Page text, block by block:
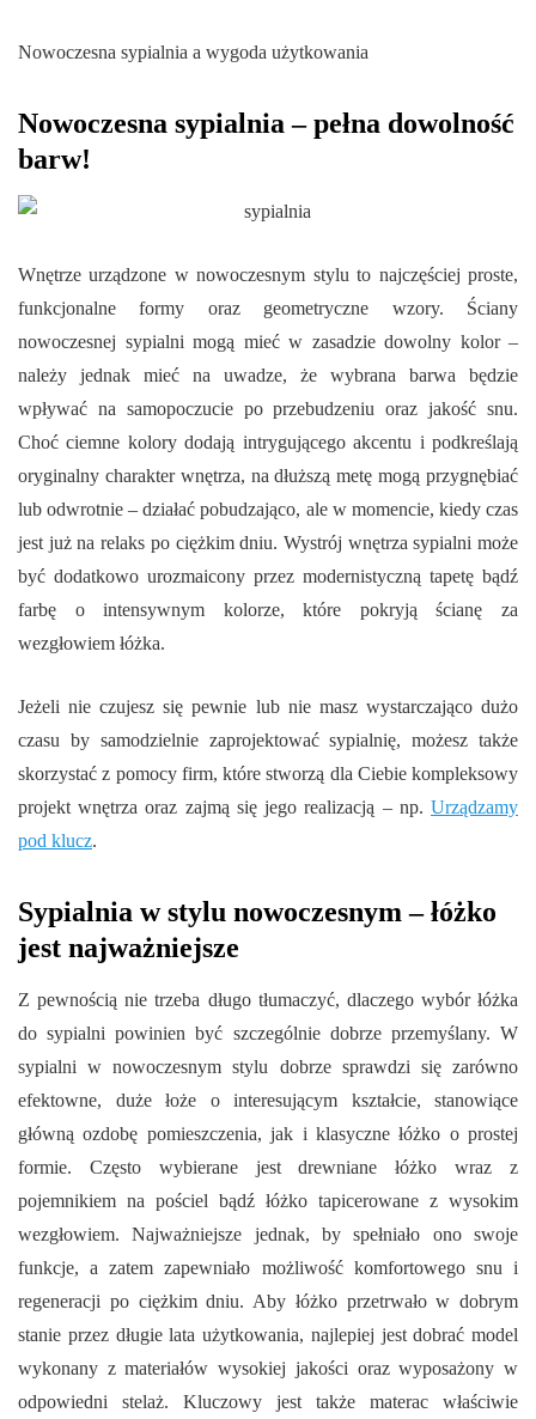
Nowoczesna sypialnia a wygoda użytkowania
Nowoczesna sypialnia – pełna dowolność
barw!
Wnętrze urządzone w nowoczesnym stylu to najczęściej proste,
funkcjonalne formy oraz geometryczne wzory. Ściany
nowoczesnej sypialni mogą mieć w zasadzie dowolny kolor –
należy jednak mieć na uwadze, że wybrana barwa będzie
wpływać na samopoczucie po przebudzeniu oraz jakość snu.
Choć ciemne kolory dodają intrygującego akcentu i podkreślają
oryginalny charakter wnętrza, na dłuższą metę mogą przygnębiać
lub odwrotnie – działać pobudzająco, ale w momencie, kiedy czas
jest już na relaks po ciężkim dniu. Wystrój wnętrza sypialni może
być dodatkowo urozmaicony przez modernistyczną tapetę bądź
farbę o intensywnym kolorze, które pokryją ścianę za
wezgłowiem łóżka.
Jeżeli nie czujesz się pewnie lub nie masz wystarczająco dużo
czasu by samodzielnie zaprojektować sypialnię, możesz także
skorzystać z pomocy firm, które stworzą dla Ciebie kompleksowy
projekt wnętrza oraz zajmą się jego realizacją – np. Urządzamy
pod klucz.
Sypialnia w stylu nowoczesnym – łóżko
jest najważniejsze
Z pewnością nie trzeba długo tłumaczyć, dlaczego wybór łóżka
do sypialni powinien być szczególnie dobrze przemyślany. W
sypialni w nowoczesnym stylu dobrze sprawdzi się zarówno
efektowne, duże łoże o interesującym kształcie, stanowiące
główną ozdobę pomieszczenia, jak i klasyczne łóżko o prostej
formie. Często wybierane jest drewniane łóżko wraz z
pojemnikiem na pościel bądź łóżko tapicerowane z wysokim
wezgłowiem. Najważniejsze jednak, by spełniało ono swoje
funkcje, a zatem zapewniało możliwość komfortowego snu i
regeneracji po ciężkim dniu. Aby łóżko przetrwało w dobrym
stanie przez długie lata użytkowania, najlepiej jest dobrać model
wykonany z materiałów wysokiej jakości oraz wyposażony w
odpowiedni stelaż. Kluczowy jest także materac właściwie